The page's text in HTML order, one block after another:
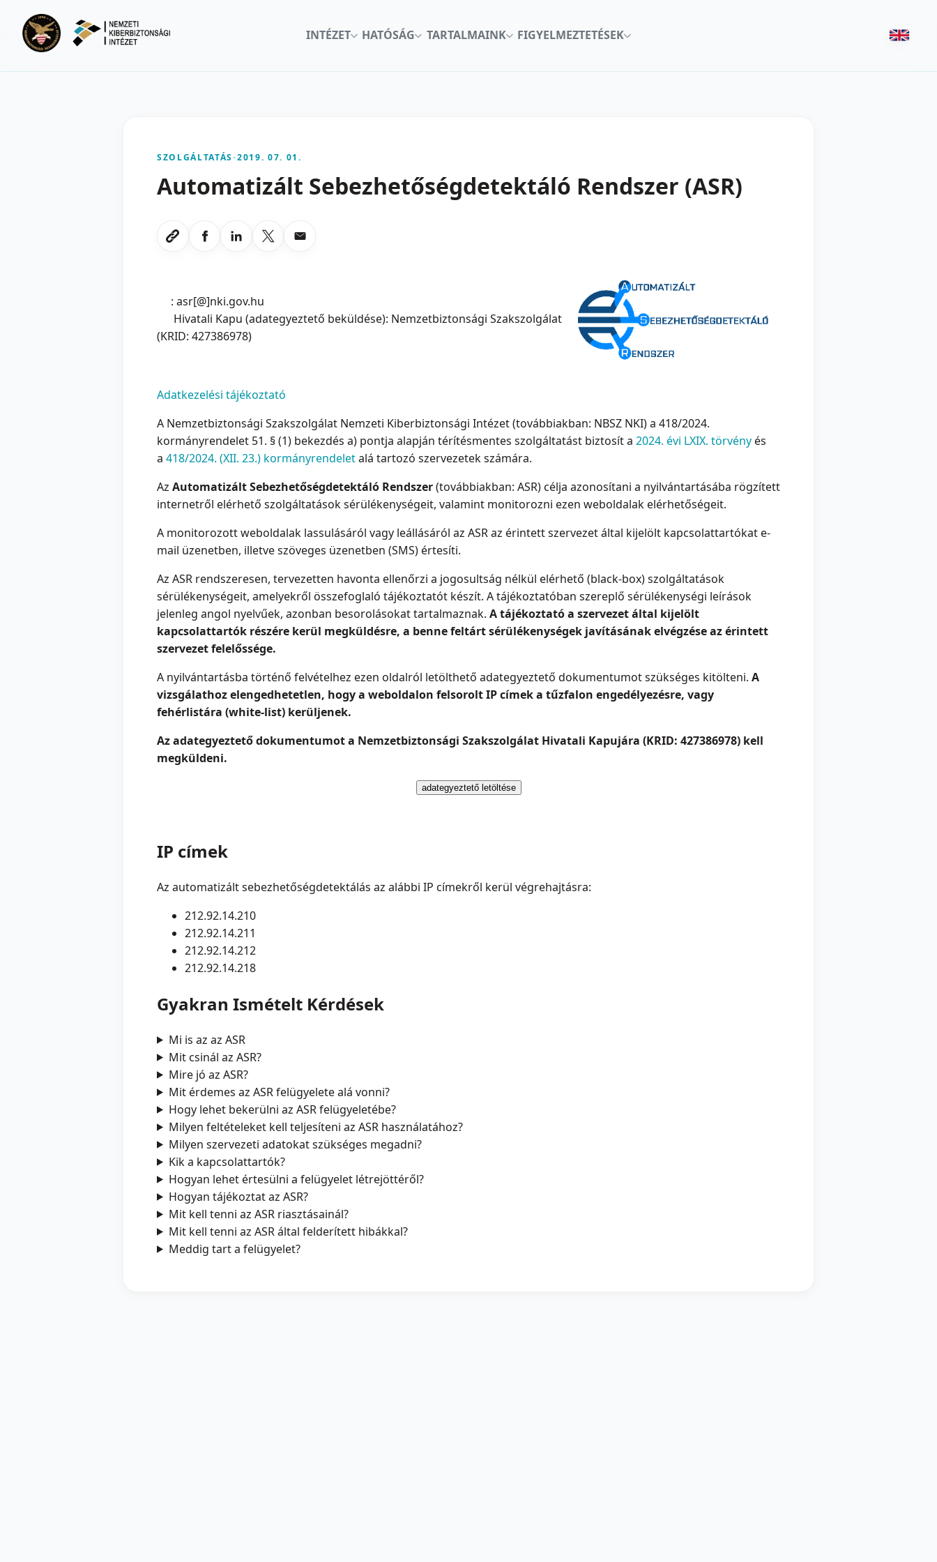
INTÉZET
HATÓSÁG TARTALMAINK FIGYELMEZTETÉSEK
SZOLGÁLTATÁS-2019. 07. 01.
Automatizált Sebezhetőségdetektáló Rendszer (ASR)
Link masolasa
Megosztas Facebookon
Megosztas LinkedInen
Megosztas X-en
Megosztas emailben
: asr[@]nki.gov.hu
Hivatali Kapu (adategyeztető beküldése): Nemzetbiztonsági Szakszolgálat
(KRID: 427386978)
Adatkezelési tájékoztató
A Nemzetbiztonsági Szakszolgálat Nemzeti Kiberbiztonsági Intézet (továbbiakban: NBSZ NKI) a 418/2024.
kormányrendelet 51. § (1) bekezdés a) pontja alapján térítésmentes szolgáltatást biztosít a 2024. évi LXIX. törvény és
a 418/2024. (XII. 23.) kormányrendeletalá tartozó szervezetek számára.
Az Automatizált Sebezhetőségdetektáló Rendszer(továbbiakban: ASR) célja azonosítani a nyilvántartásába rögzített
internetről elérhető szolgáltatások sérülékenységeit, valamint monitorozni ezen weboldalak elérhetőségeit.
A monitorozott weboldalak lassulásáról vagy leállásáról az ASR az érintett szervezet által kijelölt kapcsolattartókat e-
mail üzenetben, illetve szöveges üzenetben (SMS) értesíti.
Az ASR rendszeresen, tervezetten havonta ellenőrzi a jogosultság nélkül elérhető (black-box) szolgáltatások
sérülékenységeit, amelyekről összefoglaló tájékoztatót készít. A tájékoztatóban szereplő sérülékenységi leírások
jelenleg angol nyelvűek, azonban besorolásokat tartalmaznak. A tájékoztató a szervezet által kijelölt
kapcsolattartók részére kerül megküldésre, a benne feltárt sérülékenységek javításának elvégzése az érintett
szervezet felelőssége.
A nyilvántartásba történő felvételhez ezen oldalról letölthető adategyeztető dokumentumot szükséges kitölteni. A
vizsgálathoz elengedhetetlen, hogy a weboldalon felsorolt IP címek a tűzfalon engedélyezésre, vagy
fehérlistára (white-list) kerüljenek.
Az adategyeztető dokumentumot a Nemzetbiztonsági Szakszolgálat Hivatali Kapujára (KRID: 427386978) kell
megküldeni.
adategyeztető letöltése
IP címek
Az automatizált sebezhetőségdetektálás az alábbi IP címekről kerül végrehajtásra:
212.92.14.210
212.92.14.211
212.92.14.212
212.92.14.218
Gyakran Ismételt Kérdések
Mi is az az ASR
Mit csinál az ASR?
Mire jó az ASR?
Mit érdemes az ASR felügyelete alá vonni?
Hogy lehet bekerülni az ASR felügyeletébe?
Milyen feltételeket kell teljesíteni az ASR használatához?
Milyen szervezeti adatokat szükséges megadni?
Kik a kapcsolattartók?
Hogyan lehet értesülni a felügyelet létrejöttéről?
Hogyan tájékoztat az ASR?
Mit kell tenni az ASR riasztásainál?
Mit kell tenni az ASR által felderített hibákkal?
Meddig tart a felügyelet?